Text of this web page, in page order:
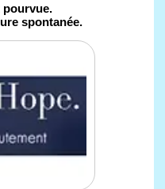
pourvue.
spontanée.